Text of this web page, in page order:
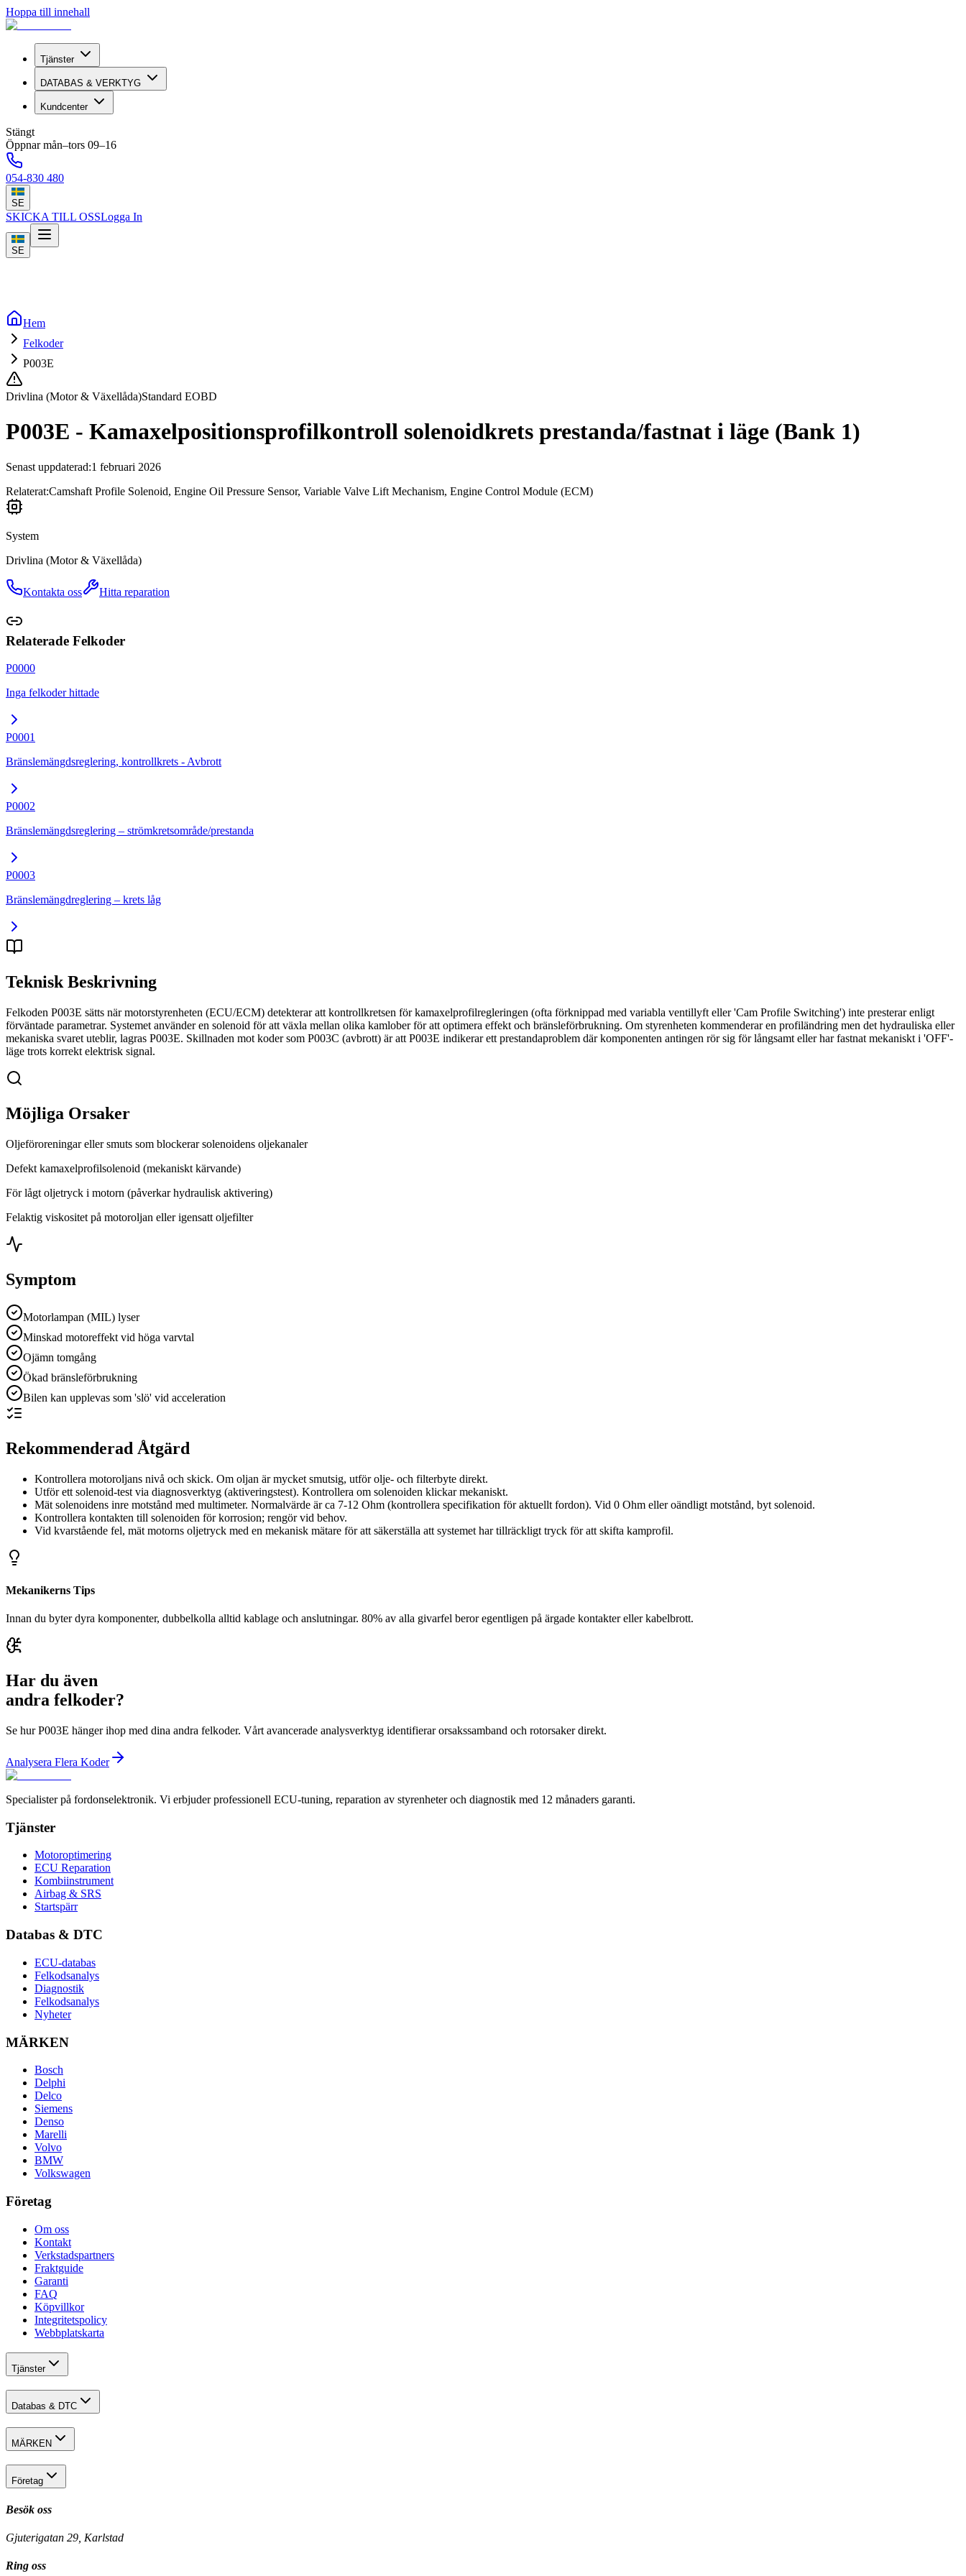
Hoppa till innehall
Tjänster
DATABAS & VERKTYG
Kundcenter
Stängt
Öppnar mån–tors 09–16
054-830 480
SE
SKICKA TILL OSSLogga In
SE
Hem
Felkoder
P003E
Drivlina (Motor & Växellåda)Standard EOBD
P003E - Kamaxelpositionsprofilkontroll solenoidkrets prestanda/fastnat i läge (Bank 1)
Senast uppdaterad:1 februari 2026
Relaterat:Camshaft Profile Solenoid, Engine Oil Pressure Sensor, Variable Valve Lift Mechanism, Engine Control Module (ECM)
System
Drivlina (Motor & Växellåda)
Kontakta oss Hitta reparation
Relaterade Felkoder
P0000
Inga felkoder hittade
P0001
Bränslemängdsreglering, kontrollkrets - Avbrott
P0002
Bränslemängdsreglering – strömkretsområde/prestanda
P0003
Bränslemängdreglering – krets låg
Teknisk Beskrivning
Felkoden P003E sätts när motorstyrenheten (ECU/ECM) detekterar att kontrollkretsen för kamaxelprofilregleringen (ofta förknippad med variabla ventillyft eller 'Cam Profile Switching') inte presterar enligt
förväntade parametrar. Systemet använder en solenoid för att växla mellan olika kamlober för att optimera effekt och bränsleförbrukning. Om styrenheten kommenderar en profiländring men det hydrauliska eller
mekaniska svaret uteblir, lagras P003E. Skillnaden mot koder som P003C (avbrott) är att P003E indikerar ett prestandaproblem där komponenten antingen rör sig för långsamt eller har fastnat mekaniskt i 'OFF'-
läge trots korrekt elektrisk signal.
Möjliga Orsaker
Oljeföroreningar eller smuts som blockerar solenoidens oljekanaler
Defekt kamaxelprofilsolenoid (mekaniskt kärvande)
För lågt oljetryck i motorn (påverkar hydraulisk aktivering)
Felaktig viskositet på motoroljan eller igensatt oljefilter
Symptom
Motorlampan (MIL) lyser
Minskad motoreffekt vid höga varvtal
Ojämn tomgång
Ökad bränsleförbrukning
Bilen kan upplevas som 'slö' vid acceleration
Rekommenderad Åtgärd
Kontrollera motoroljans nivå och skick. Om oljan är mycket smutsig, utför olje- och filterbyte direkt.
Utför ett solenoid-test via diagnosverktyg (aktiveringstest). Kontrollera om solenoiden klickar mekaniskt.
Mät solenoidens inre motstånd med multimeter. Normalvärde är ca 7-12 Ohm (kontrollera specifikation för aktuellt fordon). Vid 0 Ohm eller oändligt motstånd, byt solenoid.
Kontrollera kontakten till solenoiden för korrosion; rengör vid behov.
Vid kvarstående fel, mät motorns oljetryck med en mekanisk mätare för att säkerställa att systemet har tillräckligt tryck för att skifta kamprofil.
Mekanikerns Tips
Innan du byter dyra komponenter, dubbelkolla alltid kablage och anslutningar. 80% av alla givarfel beror egentligen på ärgade kontakter eller kabelbrott.
Har du även
andra felkoder?
Se hur P003E hänger ihop med dina andra felkoder. Vårt avancerade analysverktyg identifierar orsakssamband och rotorsaker direkt.
Analysera Flera Koder
Specialister på fordonselektronik. Vi erbjuder professionell ECU-tuning, reparation av styrenheter och diagnostik med 12 månaders garanti.
Tjänster
Motoroptimering
ECU Reparation
Kombiinstrument
Airbag & SRS
Startspärr
Databas & DTC
ECU-databas
Felkodsanalys
Diagnostik
Felkodsanalys
Nyheter
MÄRKEN
Bosch
Delphi
Delco
Siemens
Denso
Marelli
Volvo
BMW
Volkswagen
Företag
Om oss
Kontakt
Verkstadspartners
Fraktguide
Garanti
FAQ
Köpvillkor
Integritetspolicy
Webbplatskarta
Tjänster
Databas & DTC
MÄRKEN
Företag
Besök oss
Gjuterigatan 29, Karlstad
Ring oss